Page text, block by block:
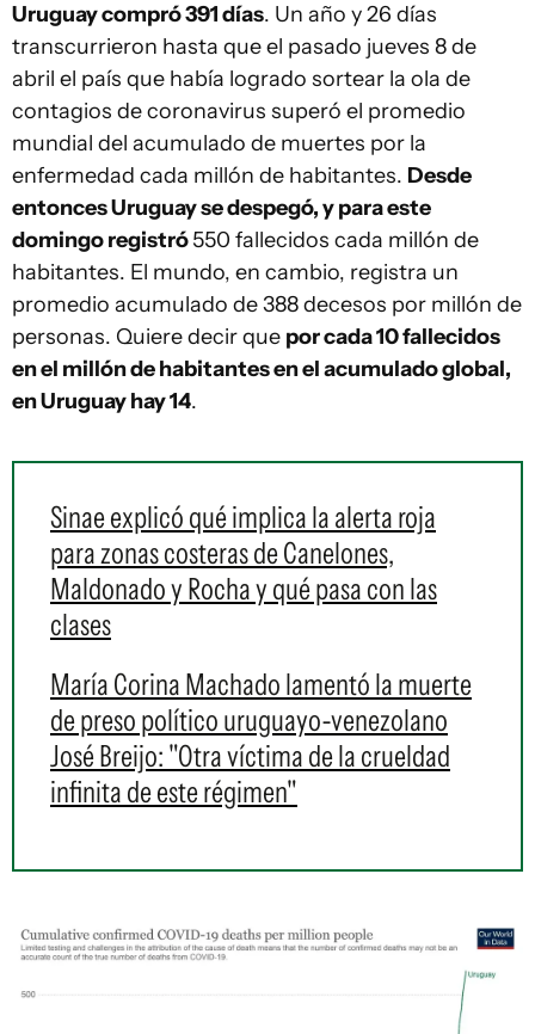
Uruguay compró 391 días. Un año y 26 días
transcurrieron hasta que el pasado jueves 8 de
abril el país que había logrado sortear la ola de
contagios de coronavirus superó el promedio
mundial del acumulado de muertes por la
enfermedad cada millón de habitantes. Desde
entonces Uruguay se despegó, y para este
domingo registró550 fallecidos cada millón de
habitantes. El mundo, en cambio, registra un
promedio acumulado de 388 decesos por millón de
personas. Quiere decir que por cada 10 fallecidos
en el millón de habitantes en el acumulado global,
en Uruguay hay 14.
Sinae explicó qué implica la alerta roja
para zonas costeras de Canelones,
Maldonado y Rocha y qué pasa con las
clases
María Corina Machado lamentó la muerte
de preso político uruguayo-venezolano
José Breijo: "Otra víctima de la crueldad
infinita de este régimen"